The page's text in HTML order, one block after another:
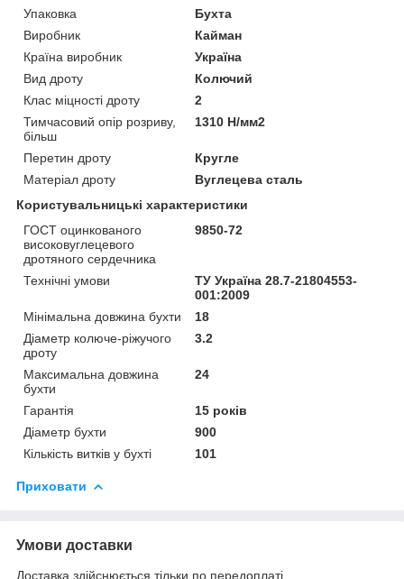
Упаковка
Бухта
Виробник
Кайман
Країна виробник
Україна
Вид дроту
Колючий
Клас міцності дроту
2
Тимчасовий опір розриву,
більш
1310 Н/мм2
Перетин дроту
Кругле
Матеріал дроту
Вуглецева сталь
Користувальницькі характеристики
ГОСТ оцинкованого
високовуглецевого
дротяного сердечника
9850-72
Технічні умови
ТУ Україна 28.7-21804553-
001:2009
Мінімальна довжина бухти
18
Діаметр колюче-ріжучого
дроту
3.2
Максимальна довжина
бухти
24
Гарантія
15 років
Діаметр бухти
900
Кількість витків у бухті
101
Приховати
Умови доставки
Доставка здійснюється тільки по передоплаті.